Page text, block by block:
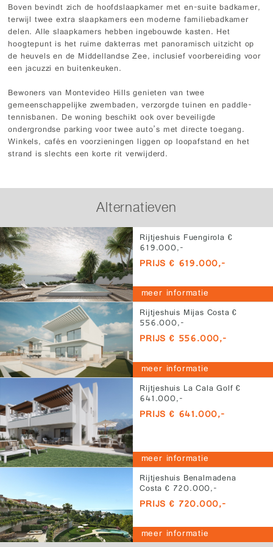
Boven bevindt zich de hoofdslaapkamer met en-suite badkamer,
terwijl twee extra slaapkamers een moderne familiebadkamer
delen. Alle slaapkamers hebben ingebouwde kasten. Het
hoogtepunt is het ruime dakterras met panoramisch uitzicht op
de heuvels en de Middellandse Zee, inclusief voorbereiding voor
een jacuzzi en buitenkeuken.
Bewoners van Montevideo Hills genieten van twee
gemeenschappelijke zwembaden, verzorgde tuinen en paddle-
tennisbanen. De woning beschikt ook over beveiligde
ondergrondse parking voor twee auto’s met directe toegang.
Winkels, cafés en voorzieningen liggen op loopafstand en het
strand is slechts een korte rit verwijderd.
Alternatieven
Rijtjeshuis Fuengirola €
619.000,-
PRIJS € 619.000,-
meer informatie
Rijtjeshuis Mijas Costa €
556.000,-
PRIJS € 556.000,-
meer informatie
Rijtjeshuis La Cala Golf €
641.000,-
PRIJS € 641.000,-
meer informatie
Rijtjeshuis Benalmadena
Costa € 720.000,-
PRIJS € 720.000,-
meer informatie